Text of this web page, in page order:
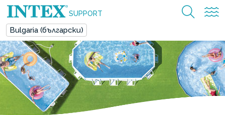
SUPPORT
Bulgaria (български)